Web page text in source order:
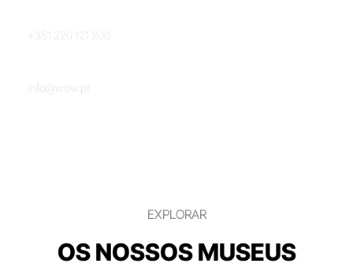
EXPLORAR
OS NOSSOS MUSEUS